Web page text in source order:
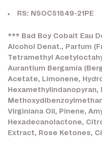
RS: NSOC51849-21PE
*** Bad Boy Cobalt Eau
Alcohol Denat., Parfum
Tetramethyl
Aurantium Bergamia
Acetate, Limonene,
Hexamethylindanopyran,
Virginiana Oil, Pinene,
Hexadecanolactone,
Extract, Rose Ketones,